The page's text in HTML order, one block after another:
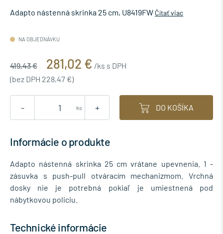
Adapto nástenná skrinka 25 cm, U8419FW Čítať viac
NA OBJEDNÁVKU
419,43 € 281,02 € /ks s DPH
(bez DPH 228,47 €)
- +
ks DO KOŠÍKA
Informácie o produkte
Adapto nástenná skrinka 25 cm vrátane upevnenia. 1 -
zásuvka s push-pull otváracím mechanizmom. Vrchná
dosky nie je potrebná pokiaľ je umiestnená pod
nábytkovou policiu.
Technické informácie